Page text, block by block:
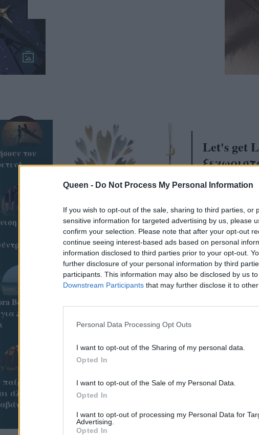
Queen - Do Not Process My Personal Information
If you wish to opt-out of the sale, sharing to third parties, or
sensitive information for targeted advertising by us, please
confirm your selection. Please note that after your opt-out
continue seeing interest-based ads based on personal
information disclosed to third parties prior to your opt-out.
further disclosure of your personal information by third
participants. This information may also be disclosed by us
Downstream Participants that may further disclose it to
Personal Data Processing Opt Outs
I want to opt-out of the Sharing of my personal data.
Opted In
I want to opt-out of the Sale of my Personal Data.
Opted In
I want to opt-out of processing my Personal Data for
Advertising.
Opted In
Let's get
2015
τον
της
Bora: Οι
Δούκα,
άλλος
τον